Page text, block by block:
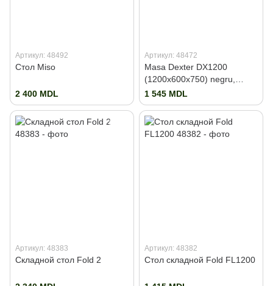
Артикул: 48492
Стол Miso
2 400 MDL
Артикул: 48472
Masa Dexter DX1200
(1200x600x750) negru,
sonoma
1 545 MDL
Артикул: 48383
Складной стол Fold 2
Артикул: 48382
Стол складной Fold FL1200